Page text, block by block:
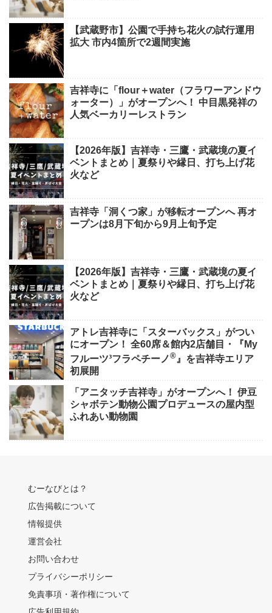
【武蔵野市】公園で手持ち花火の試行運用
拡大 市内4箇所で2週間実施
吉祥寺に「flour＋water（フラワーアンドウ
ォーター）」がオープンへ！ 中目黒発祥の
人気ベーカリーレストラン
【2026年版】吉祥寺・三鷹・武蔵境の夏イ
ベントまとめ｜夏祭りや縁日、打ち上げ花
火など
吉祥寺「洞くつ家」が移転オープンへ 再オ
ープンは8月下旬から9月上旬予定
【2026年版】吉祥寺・三鷹・武蔵境の夏イ
ベントまとめ｜夏祭りや縁日、打ち上げ花
火など
アトレ吉祥寺に「スターバックス」がつい
にオープン！ 全60席＆館内2店舗目・『My
フルーツ³フラペチーノ® 』を吉祥寺エリア
初展開
「アニタッチ吉祥寺」がオープンへ！ 伊豆
シャボテン動物公園プロデュースの屋内型
ふれあい動物園
むーなびとは？
広告掲載について
情報提供
運営会社
お問い合わせ
プライバシーポリシー
免責事項・著作権について